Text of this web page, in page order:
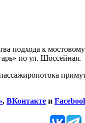
подхода к
по ул. Шоссейная.
, ВКонтакте и